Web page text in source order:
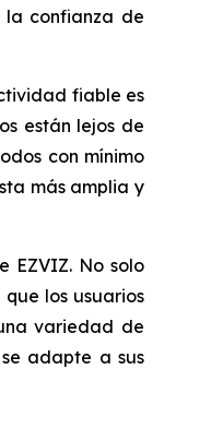
la confianza de
fiable es
están lejos de
con mínimo
más amplia y
EZVIZ. No solo
los usuarios
variedad de
adapte a sus